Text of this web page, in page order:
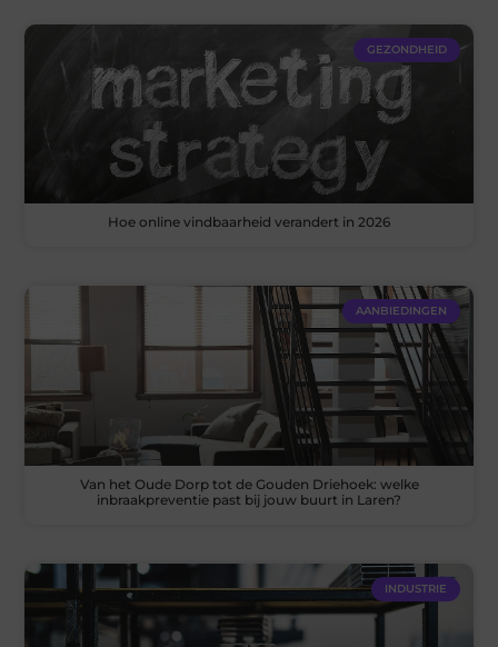
GEZONDHEID
Hoe online vindbaarheid verandert in 2026
AANBIEDINGEN
Van het Oude Dorp tot de Gouden Driehoek: welke
inbraakpreventie past bij jouw buurt in Laren?
INDUSTRIE